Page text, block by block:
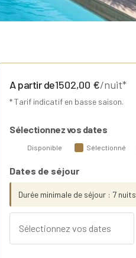
A partir de1502,00 €/nuit*
* Tarif indicatif en basse saison.
Sélectionnez vos dates
Disponible Sélectionné
Dates de séjour
Durée minimale de séjour : 7 nuits